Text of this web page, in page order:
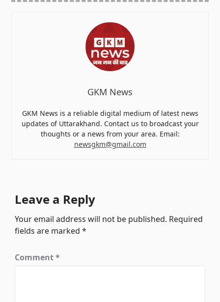
GKM News
GKM News is a reliable digital medium of latest news
updates of Uttarakhand. Contact us to broadcast your
thoughts or a news from your area. Email:
newsgkm@gmail.com
Leave a Reply
Your email address will not be published. Required
fields are marked*
Comment*